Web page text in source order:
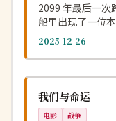
2099 年最后一次
船里出现了一位
2025-12-26
中国
我们与命运
电影 战争